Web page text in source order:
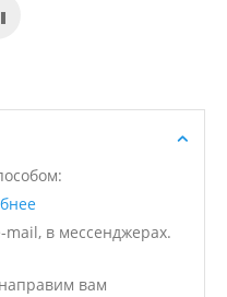
mail, в мессенджерах.
вам